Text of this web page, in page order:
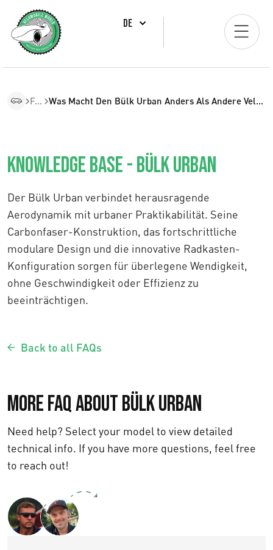
DE
FAQ Was Macht Den Bülk Urban Anders Als Andere Velomobile?
Knowledge Base - Bülk Urban
Der Bülk Urban verbindet herausragende
Aerodynamik mit urbaner Praktikabilität. Seine
Carbonfaser-Konstruktion, das fortschrittliche
modulare Design und die innovative Radkasten-
Konfiguration sorgen für überlegene Wendigkeit,
ohne Geschwindigkeit oder Effizienz zu
beeinträchtigen.
Back to all FAQs
More FAQ about Bülk Urban
Need help? Select your model to view detailed
technical info. If you have more questions, feel free
to reach out!